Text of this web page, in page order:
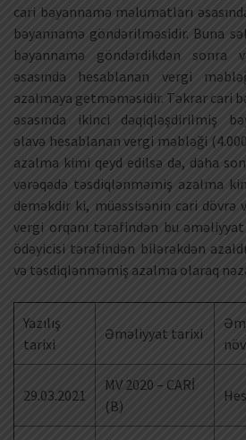
cari bəyannamə məlumatları
bəyannamə göndərilməsidir. Buna
bəyannamə göndərdikdən sonra
əsasında hesablanan vergi
azalmaya getməməsidir. Təkrar cari
əsasında ikinci dəqiqləşdirilmiş
əlavə hesablanan vergi məbləği
azalma kimi qeyd edilsə də, daha
vərəqədə təsdiqlənməmiş azalma
deməkdir ki, müəssisənin cari dövrə
vergi orqanı tərəfindən bu
ödəyicisi tərəfindən bilərəkdən
və təsdiqlənməmiş azalma olaraq
Yazılış
tarixi
Əməliyyat tarixi
29.03.2021
MV 2020 – CARİ
(B)